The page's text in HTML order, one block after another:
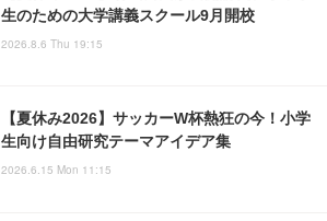
生のための大学講義スクール9月開校
2026.8.6 Thu 19:15
【夏休み2026】サッカーW杯熱狂の今！小学
生向け自由研究テーマアイデア集
2026.6.15 Mon 11:15